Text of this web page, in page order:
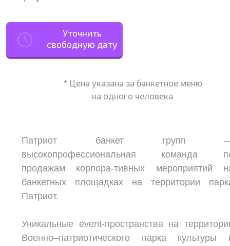
Уточнить
свободную дату
* Цена указана за банкетное меню
на одного человека
Патриот банкет групп
высокопрофессиональная команда
продажам корпора-тивных мероприятий
банкетных площадках на территории
Патриот.
Уникальные event-пространства на
Военно–патриотического парка культуры